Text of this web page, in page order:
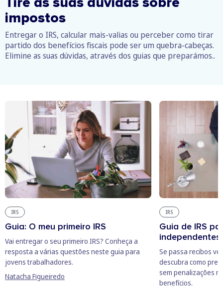
impostos
Entregar o IRS, calcular mais-valias ou perceber como tirar
partido dos benefícios fiscais pode ser um quebra-cabeças.
Elimine as suas dúvidas, através dos guias que preparámos..
IRS
Guia: O meu primeiro IRS
Vai entregar o seu primeiro IRS? Conheça a
resposta a várias questões neste guia para
jovens trabalhadores.
Natacha Figueiredo
IRS
Guia de IRS
independentes
Se passa recibos
descubra como
sem penalizações
benefícios.